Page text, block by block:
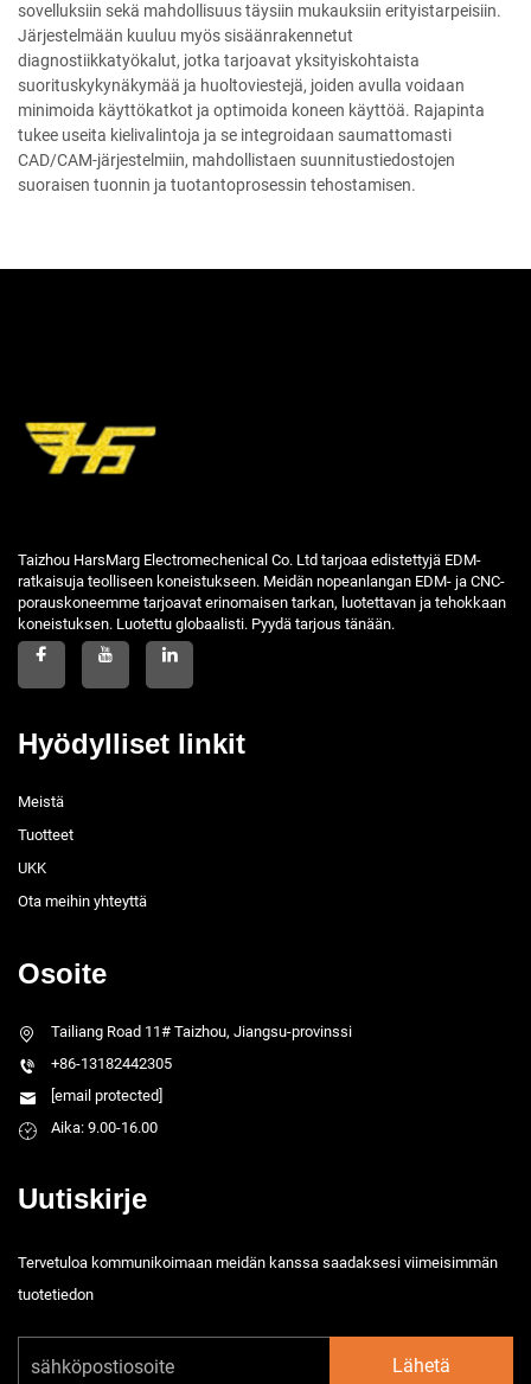
sovelluksiin sekä mahdollisuus täysiin mukauksiin erityistarpeisiin.
Järjestelmään kuuluu myös sisäänrakennetut
diagnostiikkatyökalut, jotka tarjoavat yksityiskohtaista
suorituskykynäkymää ja huoltoviestejä, joiden avulla voidaan
minimoida käyttökatkot ja optimoida koneen käyttöä. Rajapinta
tukee useita kielivalintoja ja se integroidaan saumattomasti
CAD/CAM-järjestelmiin, mahdollistaen suunnitustiedostojen
suoraisen tuonnin ja tuotantoprosessin tehostamisen.
Taizhou HarsMarg Electromechenical Co. Ltd tarjoaa edistettyjä EDM-
ratkaisuja teolliseen koneistukseen. Meidän nopeanlangan EDM- ja CNC-
porauskoneemme tarjoavat erinomaisen tarkan, luotettavan ja tehokkaan
koneistuksen. Luotettu globaalisti. Pyydä tarjous tänään.
Hyödylliset linkit
Meistä
Tuotteet
UKK
Ota meihin yhteyttä
Osoite
Tailiang Road 11# Taizhou, Jiangsu-provinssi
+86-13182442305
[email protected]
Aika: 9.00-16.00
Uutiskirje
Tervetuloa kommunikoimaan meidän kanssa saadaksesi viimeisimmän
tuotetiedon
Lähetä